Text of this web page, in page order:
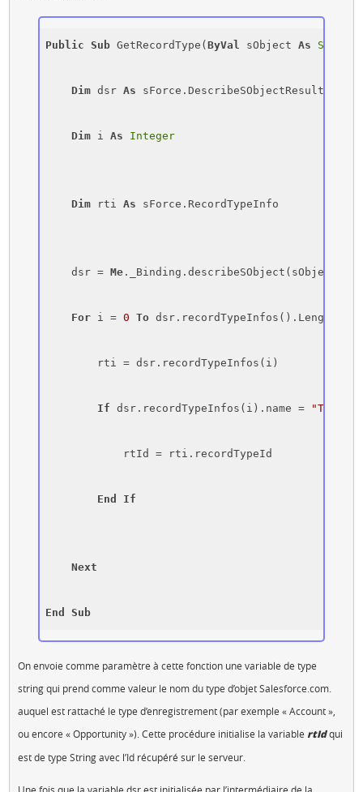
Public Sub GetRecordType( ByVal sObject As String
Dim dsr As sForce.DescribeSObjectResult
Dim i As Integer
Dim rti As sForce.RecordTypeInfo
    dsr =
Me._Binding.describeSObject(sObject)
For i = 0 To dsr.recordTypeInfos().Length -
        rti = dsr.recordTypeInfos(i)
If dsr.recordTypeInfos(i).name = "TNSF"
            rtId = rti.recordTypeId
End If
Next
End Sub
On envoie comme paramètre à cette fonction une variable de type
string qui prend comme valeur le nom du type d’objet Salesforce.com.
auquel est rattaché le type d’enregistrement (par exemple « Account »,
ou encore « Opportunity »). Cette procédure initialise la variable rtIdqui
est de type String avec l’Id récupéré sur le serveur.